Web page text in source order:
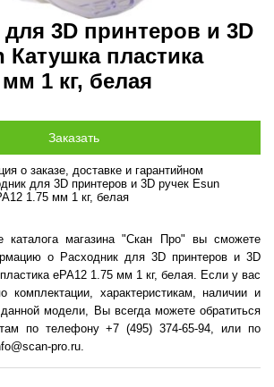
3D принтеров и 3D
Катушка пластика
1 кг, белая
о заказе, доставке и гарантийном
для 3D принтеров и 3D ручек Esun
1.75 мм 1 кг, белая
каталога магазина "Скан Про" вы сможете
о Расходник для 3D принтеров и 3D
ePA12 1.75 мм 1 кг, белая. Если у вас
комплектации, характеристикам, наличии и
модели, Вы всегда можете обратиться
по телефону +7 (495) 374-65-94, или по
pro.ru.